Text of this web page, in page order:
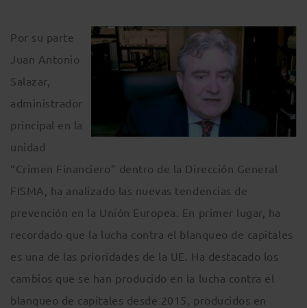
Por su parte
Juan Antonio
Salazar,
administrador
principal en la
unidad
“Crimen Financiero” dentro de la Dirección General
FISMA, ha analizado las nuevas tendencias de
prevención en la Unión Europea. En primer lugar, ha
recordado que la lucha contra el blanqueo de capitales
es una de las prioridades de la UE. Ha destacado los
cambios que se han producido en la lucha contra el
blanqueo de capitales desde 2015, producidos en